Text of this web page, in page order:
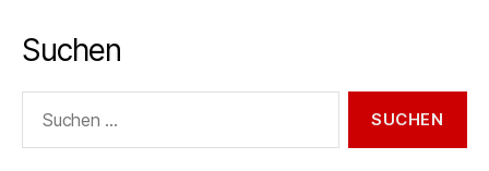
Suchen
nach: